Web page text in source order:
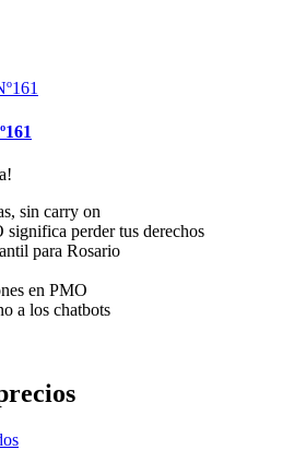
sin carry on
significa perder tus derechos
para Rosario
en PMO
a los chatbots